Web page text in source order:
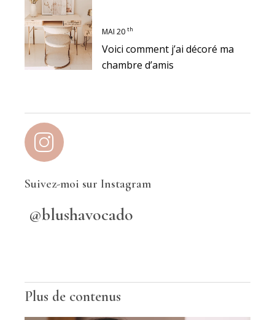
MAI 20 th
Voici comment j’ai décoré ma
chambre d’amis
Suivez-moi sur Instagram
@blushavocado
Plus de contenus